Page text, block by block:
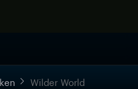
Wilder World